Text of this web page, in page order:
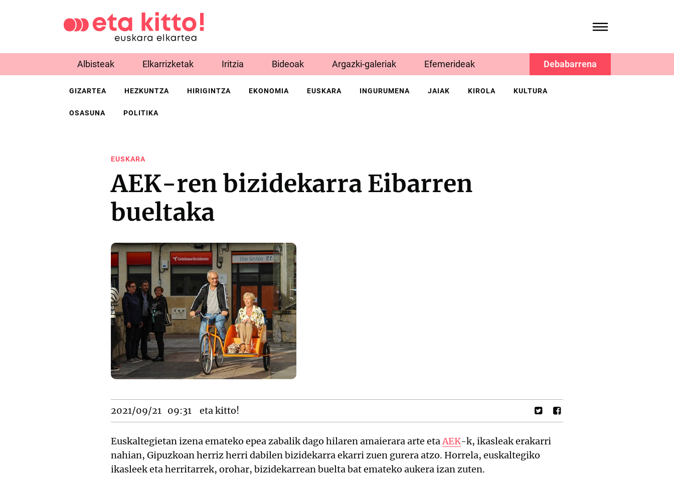
Albisteak Elkarrizketak Iritzia Bideoak Argazki-galeriak Efemerideak Debabarrena
GIZARTEA HEZKUNTZA HIRIGINTZA EKONOMIA EUSKARA INGURUMENA JAIAK KIROLA KULTURA
OSASUNA POLITIKA
EUSKARA
AEK-ren bizidekarra Eibarren
bueltaka
2021/09/21 09:31 eta kitto!
Euskaltegietan izena emateko epea zabalik dago hilaren amaierara arte etaAEK-k, ikasleak erakarri
nahian, Gipuzkoan herriz herri dabilen bizidekarra ekarri zuen gurera atzo. Horrela, euskaltegiko
ikasleek eta herritarrek, orohar, bizidekarrean buelta bat emateko aukera izan zuten.